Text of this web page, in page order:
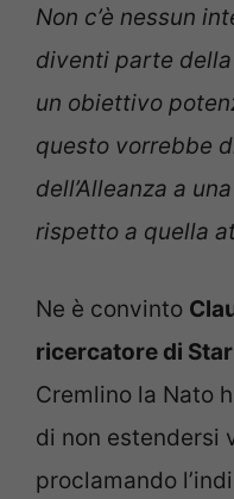
Non c’è nessun
diventi parte della
un obiettivo
questo vorrebbe
dell’Alleanza a
rispetto a quella
Ne è convinto
ricercatore di
Cremlino la Nato
di non estendersi
proclamando